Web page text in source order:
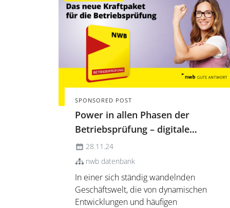
SPONSORED POST
Power in allen Phasen der
Betriebsprüfung – digitale
Komplettlösung für höchste
Ansprüche
28.11.24
nwb datenbank
In einer sich ständig wandelnden
Geschäftswelt, die von dynamischen
Entwicklungen und häufigen